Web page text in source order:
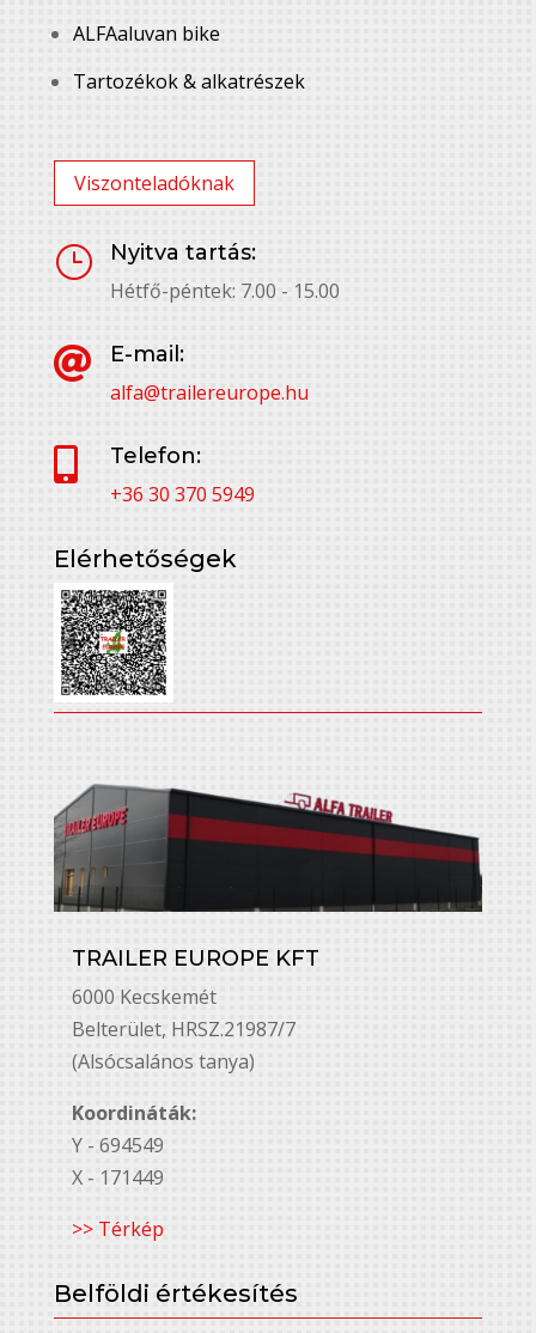
ALFAaluvan bike
Tartozékok & alkatrészek
Viszonteladóknak
}
Nyitva tartás:
Hétfő-péntek: 7.00 - 15.00

E-mail:
alfa@trailereurope.hu

Telefon:
+36 30 370 5949
Elérhetőségek
TRAILER EUROPE KFT
6000 Kecskemét
Belterület, HRSZ.21987/7
(Alsócsalános tanya)
Koordináták:
Y - 694549
X - 171449
>> Térkép
Belföldi értékesítés